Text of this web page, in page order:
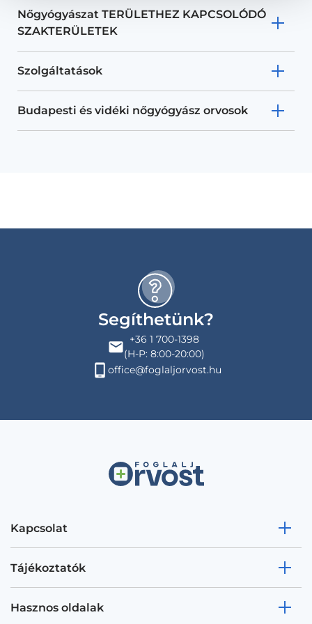
Nőgyógyászat TERÜLETHEZ KAPCSOLÓDÓ
SZAKTERÜLETEK
Szolgáltatások
Budapesti és vidéki nőgyógyász orvosok
Segíthetünk?
+36 1 700-1398
(H-P: 8:00-20:00)
office@foglaljorvost.hu
Kapcsolat
Tájékoztatók
Hasznos oldalak